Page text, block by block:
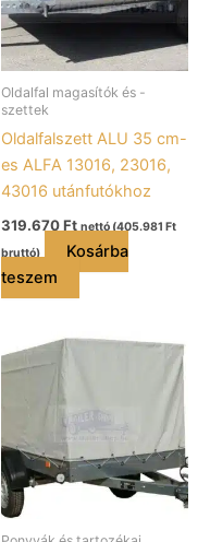
Oldalfal magasítók és -
szettek
Oldalfalszett ALU 35 cm-
es ALFA 13016, 23016,
43016 utánfutókhoz
319.670Ft nettó (405.981 Ft
bruttó)
Kosárba
teszem